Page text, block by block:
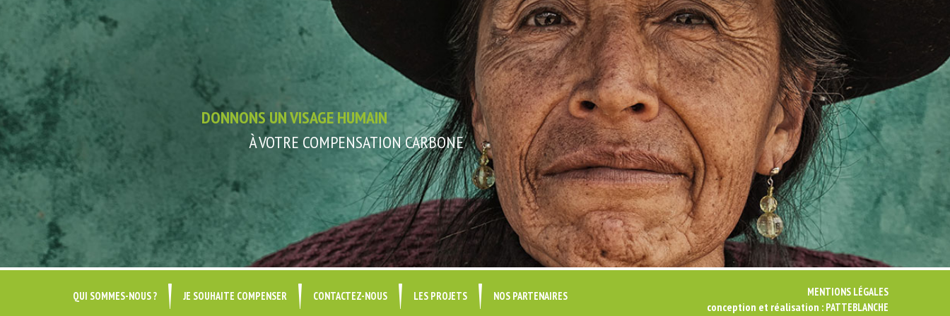
DONNONS UN VISAGE HUMAIN
À VOTRE COMPENSATION CARBONE
QUI SOMMES-NOUS ? JE SOUHAITE COMPENSER CONTACTEZ-NOUS LES PROJETS NOS PARTENAIRES MENTIONS LÉGALES
conception et réalisation : PATTEBLANCHE